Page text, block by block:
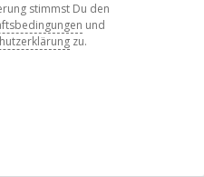
stimmst Du den
und
zu.